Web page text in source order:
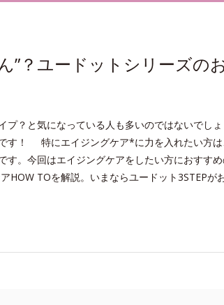
”？ユードットシリーズの
？と気になっている人も多いのではないでしょ
す！ 特にエイジングケア*に力を入れたい方
す。今回はエイジングケアをしたい方におすす
HOW TOを解説。いまならユードット3STEPが